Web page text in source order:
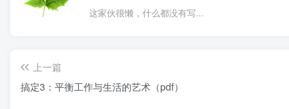
这家伙很懒，什么都没有写...
上一篇
搞定3：平衡工作与生活的艺术（pdf）